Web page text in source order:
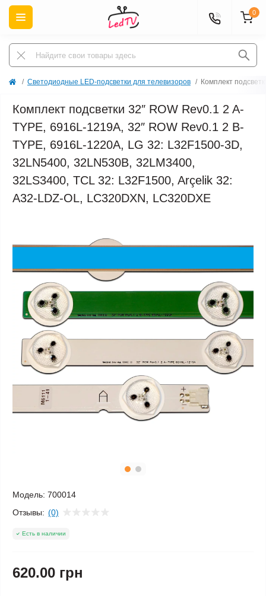
0
Светодиодные LED-подсветки для телевизоров Комплект
Комплект подсветки 32″ ROW Rev0.1 2 A-
TYPE, 6916L-1219A, 32″ ROW Rev0.1 2 B-
TYPE, 6916L-1220A, LG 32: L32F1500-3D,
32LN5400, 32LN530B, 32LM3400,
32LS3400, TCL 32: L32F1500, Arçelik 32:
A32-LDZ-OL, LC320DXN, LC320DXE
Модель: 700014
Отзывы: (0)
Есть в наличии
620.00 грн